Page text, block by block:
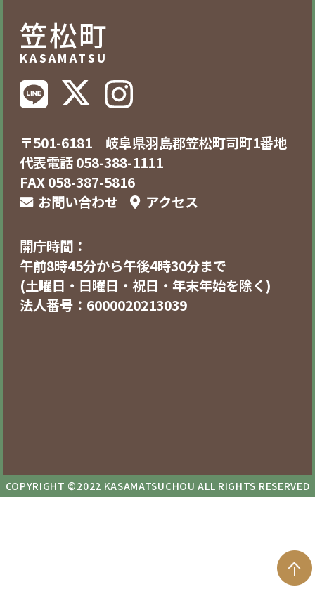
笠松町
KASAMATSU
〒501-6181 岐阜県羽島郡笠松町司町1番地
代表電話 058-388-1111
FAX 058-387-5816
お問い合わせ
アクセス
開庁時間：
午前8時45分から午後4時30分まで
(土曜日・日曜日・祝日・年末年始を除く)
法人番号：6000020213039
COPYRIGHT ©2022 KASAMATSUCHOU ALL RIGHTS RESERVED